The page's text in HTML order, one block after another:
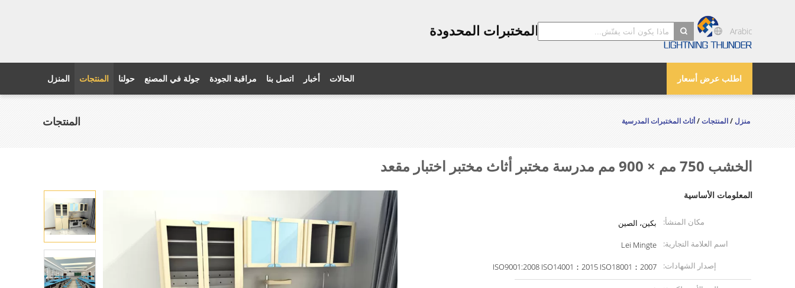
بكين leimingte معدات المختبرات المحدودة
search
Arabic
اطلب عرض أسعار المنزل المنتجات حولنا جولة في المصنع مراقبة الجودة اتصل بنا أخبار الحالات
المنتجات منزل/المنتجات/أثاث المختبرات المدرسية
الخشب 750 مم × 900 مم مدرسة مختبر أثاث مختبر اختبار مقعد
المعلومات الأساسية
مكان المنشأ:
بكين، الصين
اسم العلامة التجارية:
Lei Mingte
إصدار الشهادات:
ISO9001:2008 ISO14001：2015 ISO18001：2007